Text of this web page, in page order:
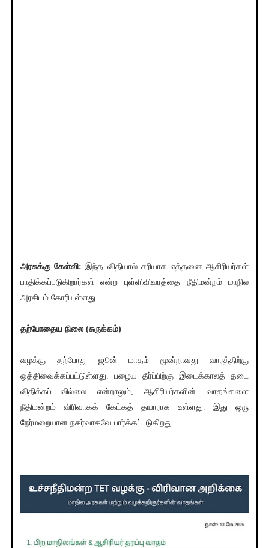
அரசுக்கு கேள்வி: இந்த விதியால் சரியாக எத்தனை ஆசிரியர்கள்
பாதிக்கப்படுகிறார்கள் என்ற புள்ளிவிவரத்தை நீதிமன்றம் மாநில
அரசிடம் கோரியுள்ளது.
தற்போதைய நிலை (சுருக்கம்)
வழக்கு தற்போது ஜூன் மாதம் மூன்றாவது வாரத்திற்கு
ஒத்திவைக்கப்பட்டுள்ளது. பழைய தீர்ப்பிற்கு இடைக்காலத் தடை
விதிக்கப்படவில்லை என்றாலும், ஆசிரியர்களின் வாதங்களை
நீதிமன்றம் விரிவாகக் கேட்கத் தயாராக உள்ளது. இது ஒரு
நேர்மறையான நகர்வாகவே பார்க்கப்படுகிறது.